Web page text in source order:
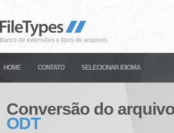
Banco de extensões e tipos de arquivos
HOME CONTATO SELECIONAR IDIOMA
Conversão do
ODT